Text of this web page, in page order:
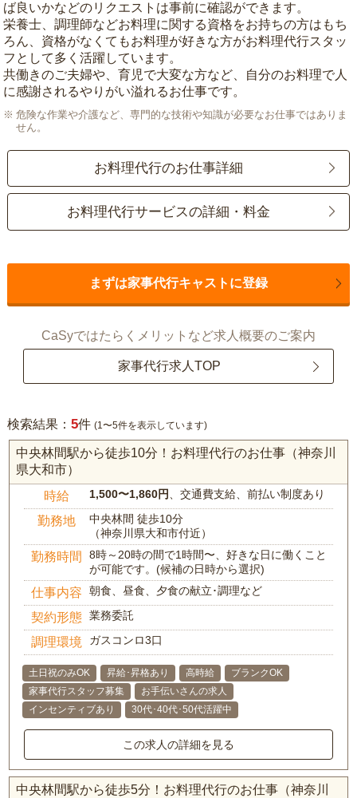
ば良いかなどのリクエストは事前に確認ができます。
栄養士、調理師などお料理に関する資格をお持ちの方はもち
ろん、資格がなくてもお料理が好きな方がお料理代行スタッ
フとして多く活躍しています。
共働きのご夫婦や、育児で大変な方など、自分のお料理で人
に感謝されるやりがい溢れるお仕事です。
危険な作業や介護など、専門的な技術や知識が必要なお仕事ではありま
せん。
お料理代行のお仕事詳細
お料理代行サービスの詳細・料金
まずは家事代行キャストに登録
CaSyではたらくメリットなど求人概要のご案内
家事代行求人TOP
検索結果： 5件 (1〜5件を表示しています)
中央林間駅から徒歩10分！お料理代行のお仕事（神奈川
県大和市）
時給 1,500〜1,860円 、交通費支給、前払い制度あり
勤務地
中央林間 徒歩10分
（神奈川県大和市付近）
勤務時間
8時～20時の間で1時間〜、好きな日に働くこと
が可能です。(候補の日時から選択)
仕事内容 朝食、昼食、夕食の献立･調理など
契約形態 業務委託
調理環境 ガスコンロ3口
土日祝のみOK 昇給･昇格あり 高時給
ブランクOK
家事代行スタッフ募集
お手伝いさんの求人
インセンティブあり
30代･40代･50代活躍中
この求人の詳細を見る
中央林間駅から徒歩5分！お料理代行のお仕事（神奈川